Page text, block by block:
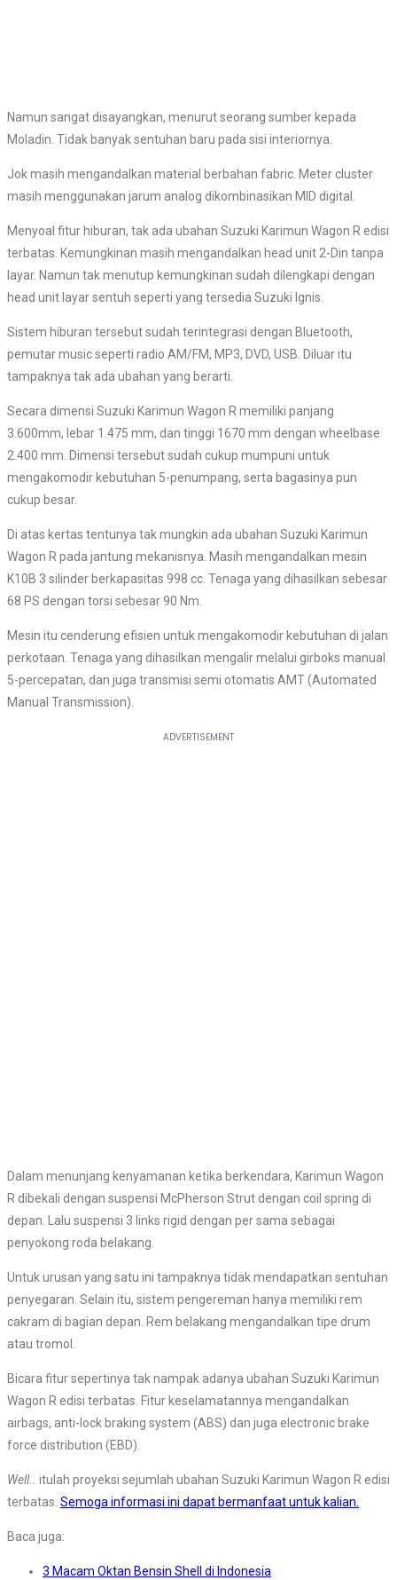
Namun sangat disayangkan, menurut seorang sumber kepada
Moladin. Tidak banyak sentuhan baru pada sisi interiornya.
Jok masih mengandalkan material berbahan fabric. Meter cluster
masih menggunakan jarum analog dikombinasikan MID digital.
Menyoal fitur hiburan, tak ada ubahan Suzuki Karimun Wagon R edisi
terbatas. Kemungkinan masih mengandalkan head unit 2-Din tanpa
layar. Namun tak menutup kemungkinan sudah dilengkapi dengan
head unit layar sentuh seperti yang tersedia Suzuki Ignis.
Sistem hiburan tersebut sudah terintegrasi dengan Bluetooth,
pemutar music seperti radio AM/FM, MP3, DVD, USB. Diluar itu
tampaknya tak ada ubahan yang berarti.
Secara dimensi Suzuki Karimun Wagon R memiliki panjang
3.600mm, lebar 1.475 mm, dan tinggi 1670 mm dengan wheelbase
2.400 mm. Dimensi tersebut sudah cukup mumpuni untuk
mengakomodir kebutuhan 5-penumpang, serta bagasinya pun
cukup besar.
Di atas kertas tentunya tak mungkin ada ubahan Suzuki Karimun
Wagon R pada jantung mekanisnya. Masih mengandalkan mesin
K10B 3 silinder berkapasitas 998 cc. Tenaga yang dihasilkan sebesar
68 PS dengan torsi sebesar 90 Nm.
Mesin itu cenderung efisien untuk mengakomodir kebutuhan di jalan
perkotaan. Tenaga yang dihasilkan mengalir melalui girboks manual
5-percepatan, dan juga transmisi semi otomatis AMT (Automated
Manual Transmission).
Dalam menunjang kenyamanan ketika berkendara, Karimun Wagon
R dibekali dengan suspensi McPherson Strut dengan coil spring di
depan. Lalu suspensi 3 links rigid dengan per sama sebagai
penyokong roda belakang.
Untuk urusan yang satu ini tampaknya tidak mendapatkan sentuhan
penyegaran. Selain itu, sistem pengereman hanya memiliki rem
cakram di bagian depan. Rem belakang mengandalkan tipe drum
atau tromol.
Bicara fitur sepertinya tak nampak adanya ubahan Suzuki Karimun
Wagon R edisi terbatas. Fitur keselamatannya mengandalkan
airbags, anti-lock braking system (ABS) dan juga electronic brake
force distribution (EBD).
Well.. itulah proyeksi sejumlah ubahan Suzuki Karimun Wagon R edisi
terbatas. Semoga informasi ini dapat bermanfaat untuk kalian.
Baca juga:
3 Macam Oktan Bensin Shell di Indonesia